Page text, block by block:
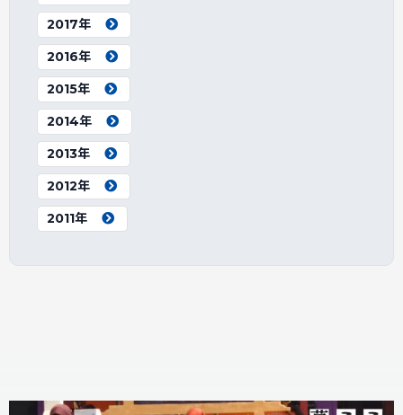
2017年
2016年
2015年
2014年
2013年
2012年
2011年